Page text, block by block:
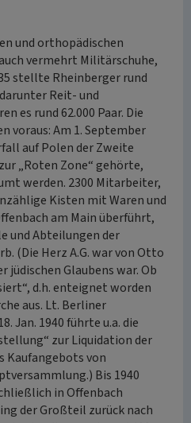
und orthopädischen
vermehrt Militärschuhe,
stellte Rheinberger rund
Reit- und
es rund 62.000 Paar. Die
voraus: Am 1. September
auf Polen der Zweite
„Roten Zone“ gehörte,
werden. 2300 Mitarbeiter,
Kisten mit Waren und
am Main überführt,
und Abteilungen der
(Die Herz A.G. war von Otto
jüdischen Glaubens war. Ob
d.h. enteignet worden
aus. Lt. Berliner
Jan. 1940 führte u.a. die
zur Liquidation der
Kaufangebots von
Bis 1940
in Offenbach
der Großteil zurück nach